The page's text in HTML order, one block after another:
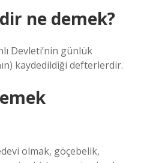
ne demek?
Devleti’nin günlük
kaydedildiği defterlerdir.